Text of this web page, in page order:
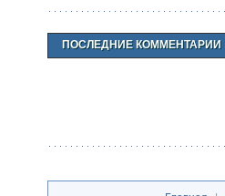
ПОСЛЕДНИЕ КОММЕНТАРИИ